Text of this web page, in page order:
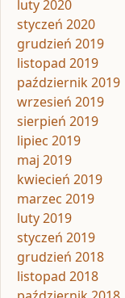
luty 2020
styczeń 2020
grudzień 2019
listopad 2019
październik 2019
wrzesień 2019
sierpień 2019
lipiec 2019
maj 2019
kwiecień 2019
marzec 2019
luty 2019
styczeń 2019
grudzień 2018
listopad 2018